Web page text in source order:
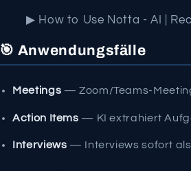
▶ How to Use Notta - AI |
🎯 Anwendungsfälle
Meetings — Zoom/Teams-
Action Items — KI extrahiert
Interviews — Interviews sofort als